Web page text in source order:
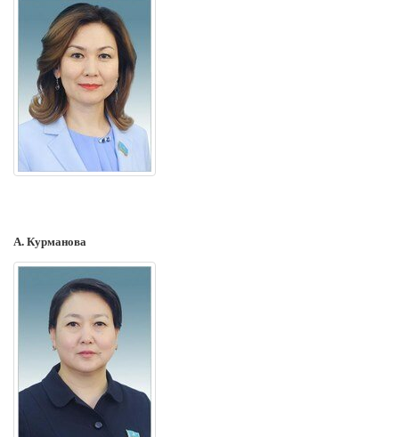
А. Курманова